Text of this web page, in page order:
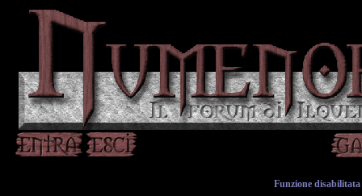
Funzione disabilitata